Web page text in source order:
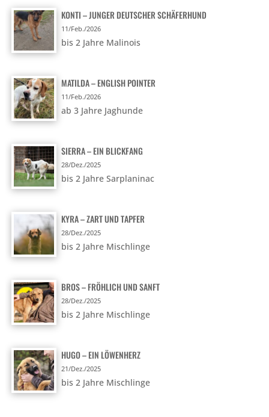
KONTI – JUNGER DEUTSCHER SCHÄFERHUND
11/Feb./2026
bis 2 Jahre Malinois
MATILDA – ENGLISH POINTER
11/Feb./2026
ab 3 Jahre Jaghunde
SIERRA – EIN BLICKFANG
28/Dez./2025
bis 2 Jahre Sarplaninac
KYRA – ZART UND TAPFER
28/Dez./2025
bis 2 Jahre Mischlinge
BROS – FRÖHLICH UND SANFT
28/Dez./2025
bis 2 Jahre Mischlinge
HUGO – EIN LÖWENHERZ
21/Dez./2025
bis 2 Jahre Mischlinge